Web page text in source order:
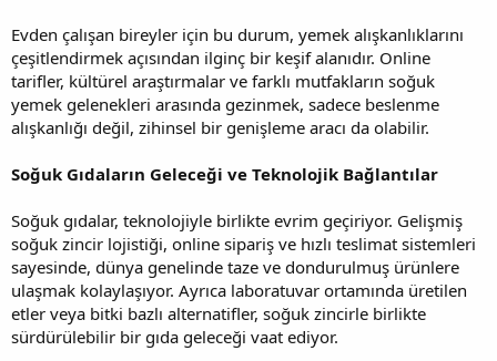
Evden çalışan bireyler için bu durum, yemek alışkanlıklarını
çeşitlendirmek açısından ilginç bir keşif alanıdır. Online
tarifler, kültürel araştırmalar ve farklı mutfakların soğuk
yemek gelenekleri arasında gezinmek, sadece beslenme
alışkanlığı değil, zihinsel bir genişleme aracı da olabilir.
Soğuk Gıdaların Geleceği ve Teknolojik Bağlantılar
Soğuk gıdalar, teknolojiyle birlikte evrim geçiriyor. Gelişmiş
soğuk zincir lojistiği, online sipariş ve hızlı teslimat sistemleri
sayesinde, dünya genelinde taze ve dondurulmuş ürünlere
ulaşmak kolaylaşıyor. Ayrıca laboratuvar ortamında üretilen
etler veya bitki bazlı alternatifler, soğuk zincirle birlikte
sürdürülebilir bir gıda geleceği vaat ediyor.